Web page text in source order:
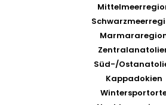
Süd-/
Kappadokien